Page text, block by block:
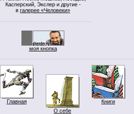
Касперский, Экслер и другие -
в галерее «Человеки»
моя кнопка
Главная
О себе
Книги